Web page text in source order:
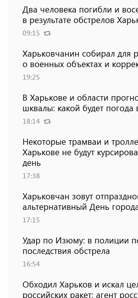
Два человека погибли и
в результате обстрелов
09:15
Харьковчанин собирал для
о военных объектах и
19:25
В Харькове и области
шквалы: какой будет
18:14
Некоторые трамваи и
Харькове не будут
день
17:38
Харьковчан зовут
альтернативный День
17:15
Удар по Изюму: в полиции
последствия обстрела
16:54
Обходил Харьков и искал
российских ракет: агент